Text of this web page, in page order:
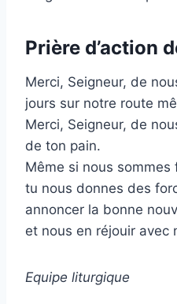
Prière d’action
Merci, Seigneur, de
jours sur notre route
Merci, Seigneur, de
de ton pain.
Même si nous
tu nous donnes des
annoncer la bonne
et nous en réjouir
Equipe liturgique